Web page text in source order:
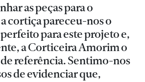
as peças para o
cortiça pareceu-nos o
para este projeto e,
a Corticeira Amorim o
referência. Sentimo-nos
de evidenciar que,